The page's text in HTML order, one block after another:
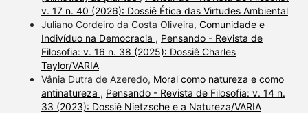
v. 17 n. 40 (2026): Dossiê Ética das Virtudes Ambiental
Juliano Cordeiro da Costa Oliveira, Comunidade e
Indivíduo na Democracia , Pensando - Revista de
Filosofia: v. 16 n. 38 (2025): Dossiê Charles
Taylor/VARIA
Vânia Dutra de Azeredo, Moral como natureza e como
antinatureza , Pensando - Revista de Filosofia: v. 14 n.
33 (2023): Dossiê Nietzsche e a Natureza/VARIA